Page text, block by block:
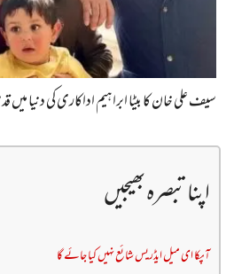
سیف علی خان کا بیٹا ابراہیم اداکاری کی دنیا میں
اپنا تبصرہ بھیجیں
آپکا ای میل ایڈریس شائع نہیں کیا جائے گا